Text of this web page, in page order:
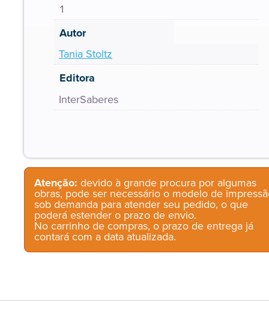
1
Autor
Tania Stoltz
Editora
InterSaberes
Atenção: devido à grande procura por algumas
obras, pode ser necessário o modelo de
sob demanda para atender seu pedido, o que
poderá estender o prazo de envio.
No carrinho de compras, o prazo de entrega já
contará com a data atualizada.